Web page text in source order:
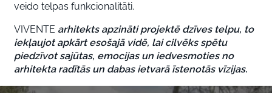
veido telpas funkcionalitāti.
VIVENTE arhitekts apzināti projektē dzīves telpu, to
iekļaujot apkārt esošajā vidē, lai cilvēks spētu
piedzīvot sajūtas, emocijas un iedvesmoties no
arhitekta radītās un dabas ietvarā īstenotās vīzijas.